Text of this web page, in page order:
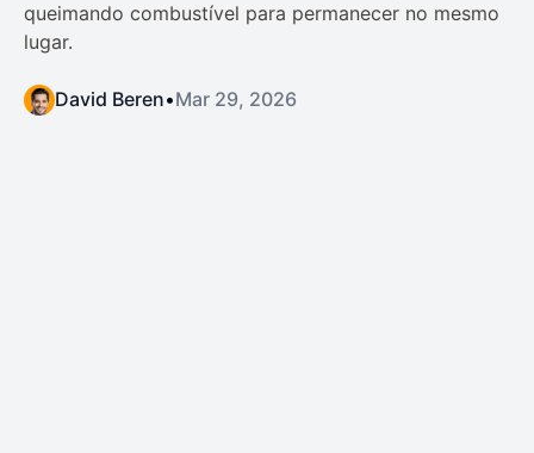
queimando combustível para permanecer no mesmo
lugar.
David Beren•Mar 29, 2026